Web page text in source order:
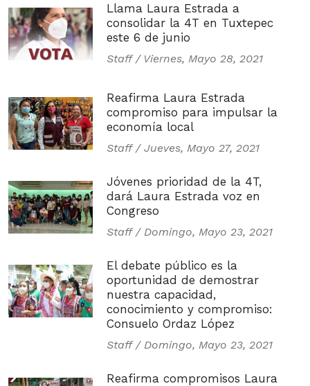
Llama Laura Estrada a
consolidar la 4T en Tuxtepec
este 6 de junio
Staff / Viernes, Mayo 28, 2021
Reafirma Laura Estrada
compromiso para impulsar la
economía local
Staff / Jueves, Mayo 27, 2021
Jóvenes prioridad de la 4T,
dará Laura Estrada voz en
Congreso
Staff / Domingo, Mayo 23, 2021
El debate público es la
oportunidad de demostrar
nuestra capacidad,
conocimiento y compromiso:
Consuelo Ordaz López
Staff / Domingo, Mayo 23, 2021
Reafirma compromisos Laura